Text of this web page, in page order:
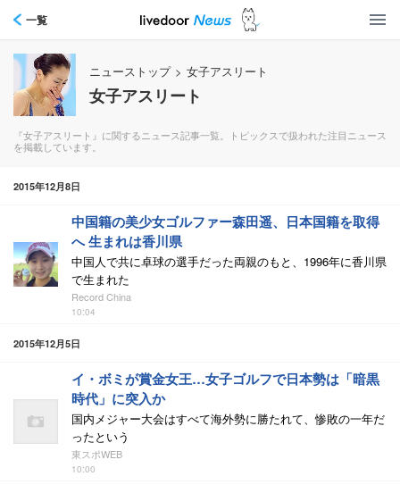
一覧
ニューストップ > 女子アスリート
女子アスリート
『女子アスリート』に関するニュース記事一覧。トピックスで扱われた注目ニュース
を掲載しています。
2015年12月8日
中国籍の美少女ゴルファー森田遥、日本国籍を取得
へ 生まれは香川県
中国人で共に卓球の選手だった両親のもと、1996年に香川県
で生まれた
Record China
10:04
2015年12月5日
イ・ボミが賞金女王…女子ゴルフで日本勢は「暗黒
時代」に突入か
国内メジャー大会はすべて海外勢に勝たれて、惨敗の一年だ
ったという
東スポWEB
10:00